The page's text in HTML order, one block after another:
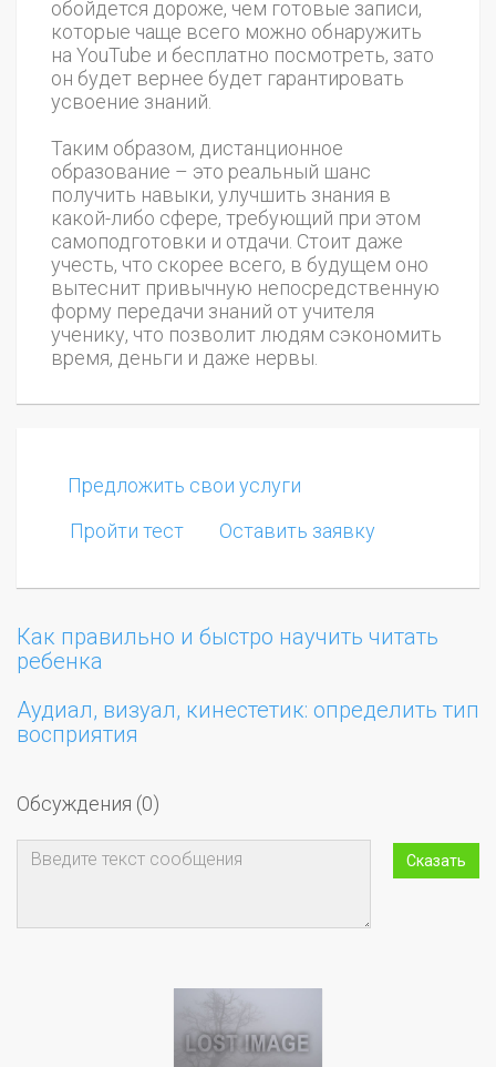
обойдется дороже, чем готовые записи,
которые чаще всего можно обнаружить
на YouTube и бесплатно посмотреть, зато
он будет вернее будет гарантировать
усвоение знаний.
Таким образом, дистанционное
образование – это реальный шанс
получить навыки, улучшить знания в
какой-либо сфере, требующий при этом
самоподготовки и отдачи. Стоит даже
учесть, что скорее всего, в будущем оно
вытеснит привычную непосредственную
форму передачи знаний от учителя
ученику, что позволит людям сэкономить
время, деньги и даже нервы.
Предложить свои услуги
Пройти тест
Оставить заявку
Как правильно и быстро научить читать
ребенка
Аудиал, визуал, кинестетик: определить тип
восприятия
Обсуждения (0)